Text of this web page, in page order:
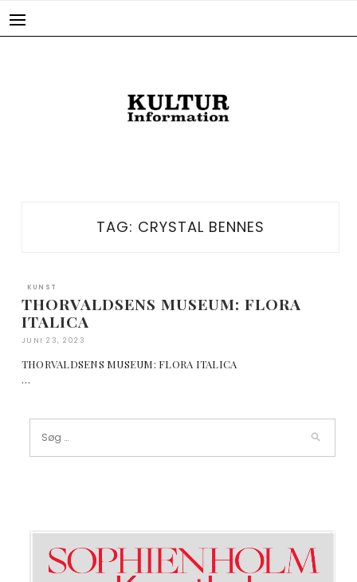
TAG: CRYSTAL BENNES
KUNST
THORVALDSENS MUSEUM: FLORA
ITALICA
JUNI 23, 2023
THORVALDSENS MUSEUM: FLORA ITALICA
…